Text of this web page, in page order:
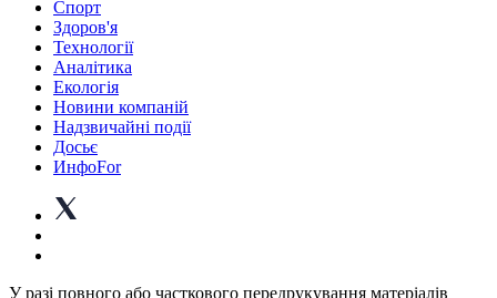
Спорт
Здоров'я
Технології
Аналітика
Екологія
Новини компаній
Надзвичайні події
Досьє
ИнфоFor
У разі повного або часткового передрукування матеріалів